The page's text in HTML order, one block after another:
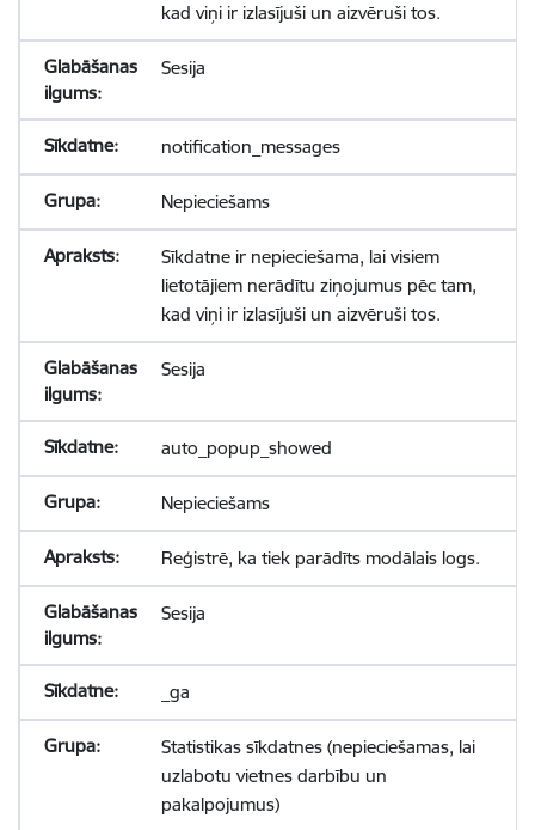
kad viņi ir izlasījuši un aizvēruši tos.
Sesija
notification_messages
Nepieciešams
Sīkdatne ir nepieciešama, lai visiem
lietotājiem nerādītu ziņojumus pēc tam,
kad viņi ir izlasījuši un aizvēruši tos.
Sesija
auto_popup_showed
Nepieciešams
Reģistrē, ka tiek parādīts modālais logs.
Sesija
_ga
Statistikas sīkdatnes (nepieciešamas, lai
uzlabotu vietnes darbību un
pakalpojumus)